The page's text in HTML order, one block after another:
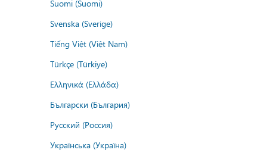
Suomi (Suomi)
Svenska (Sverige)
Tiếng Việt (Việt Nam)
Türkçe (Türkiye)
Ελληνικά (Ελλάδα)
Български (България)
Русский (Россия)
Українська (Україна)